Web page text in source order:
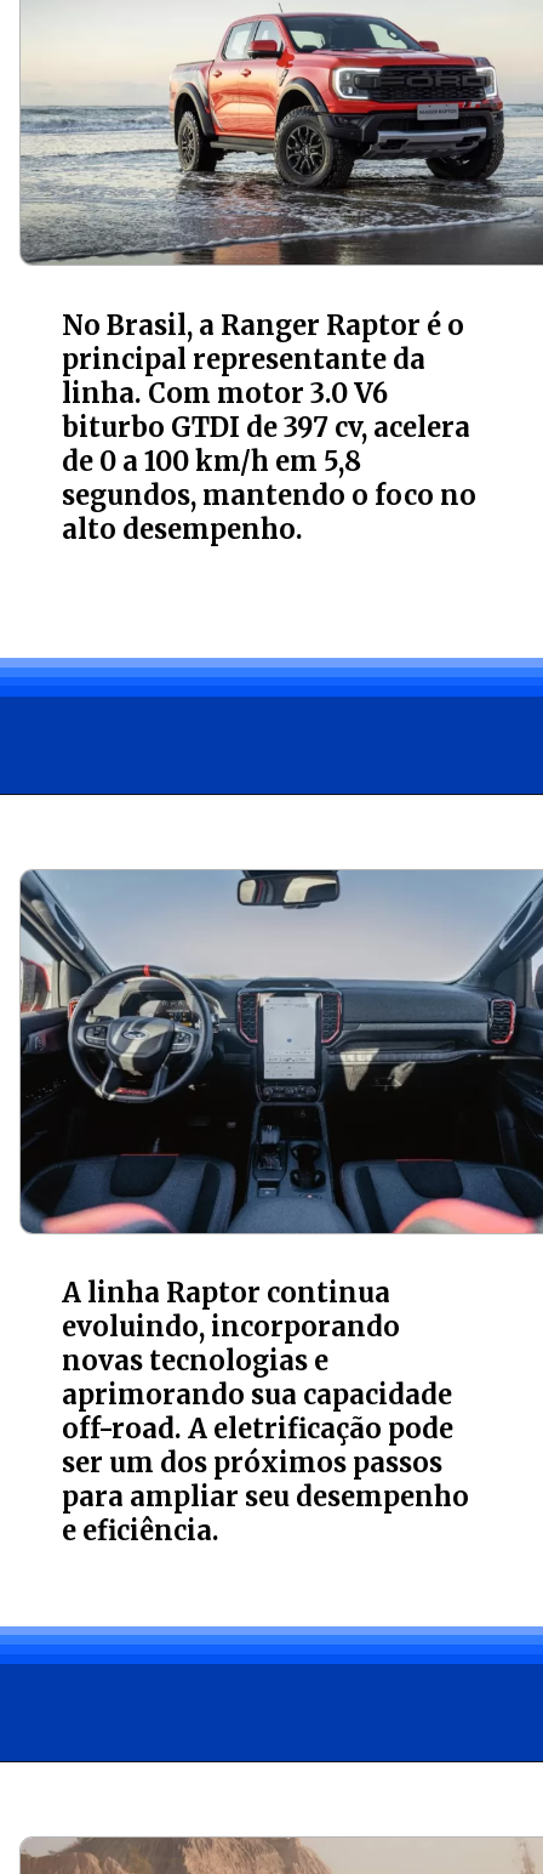
No Brasil, a Ranger Raptor é o
principal representante da
linha. Com motor 3.0 V6
biturbo GTDI de 397 cv, acelera
de 0 a 100 km/h em 5,8
segundos, mantendo o foco no
alto desempenho.
A linha Raptor continua
evoluindo, incorporando
novas tecnologias e
aprimorando sua capacidade
off-road. A eletrificação pode
ser um dos próximos passos
para ampliar seu desempenho
e eficiência.